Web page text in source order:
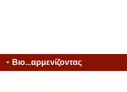
Βιο...αρμενίζοντας